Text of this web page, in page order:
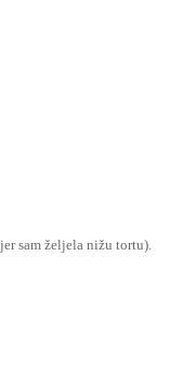
sam željela nižu tortu).